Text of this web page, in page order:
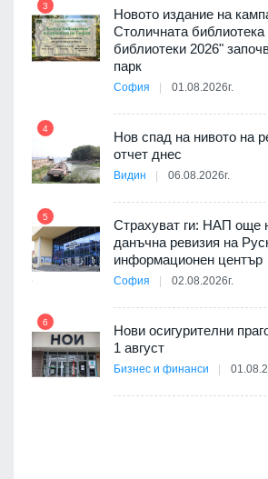
3
Новото издание на
Столичната
библиотеки 2026"
парк
София 01.08.2026г.
4
Нов спад на нивото на
отчет днес
Видин 06.08.2026г.
5
Страхуват ги: НАП още
данъчна ревизия на
информационен център
София 02.08.2026г.
6
Нови осигурителни
1 август
Бизнес и финанси